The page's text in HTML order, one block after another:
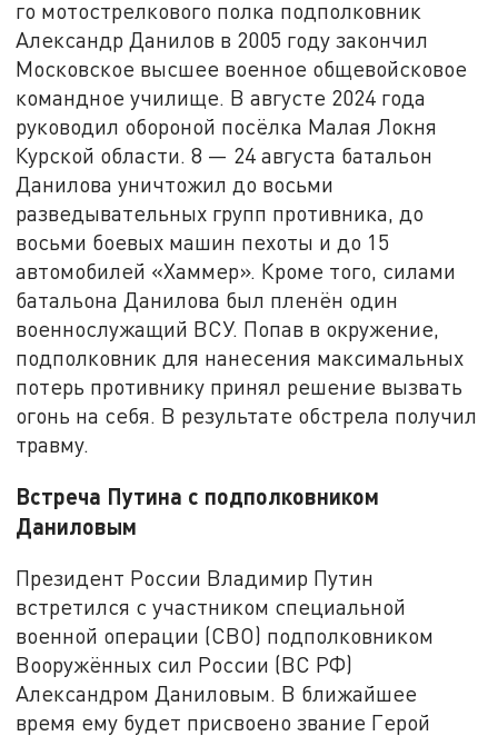
го мотострелкового полка подполковник
Александр Данилов в 2005 году закончил
Московское высшее военное общевойсковое
командное училище. В августе 2024 года
руководил обороной посёлка Малая Локня
Курской области. 8 — 24 августа батальон
Данилова уничтожил до восьми
разведывательных групп противника, до
восьми боевых машин пехоты и до 15
автомобилей «Хаммер». Кроме того, силами
батальона Данилова был пленён один
военнослужащий ВСУ. Попав в окружение,
подполковник для нанесения максимальных
потерь противнику принял решение вызвать
огонь на себя. В результате обстрела получил
травму.
Встреча Путина с подполковником
Даниловым
Президент России Владимир Путин
встретился с участником специальной
военной операции (СВО) подполковником
Вооружённых сил России (ВС РФ)
Александром Даниловым. В ближайшее
время ему будет присвоено звание Герой